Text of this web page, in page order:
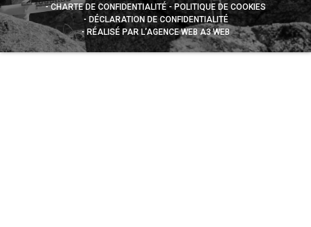
CHARTE DE CONFIDENTIALITÉ
POLITIQUE DE COOKIES
DÉCLARATION DE CONFIDENTIALITÉ
RÉALISÉ PAR L’AGENCE WEB A3 WEB